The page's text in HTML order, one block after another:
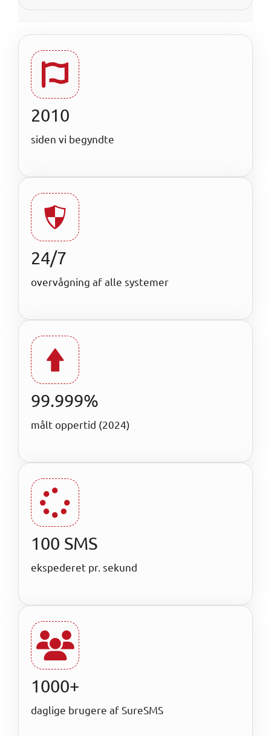
2010
siden vi begyndte
24/7
overvågning af alle systemer
99.999%
målt oppertid (2024)
100 SMS
ekspederet pr. sekund
1000+
daglige brugere af SureSMS